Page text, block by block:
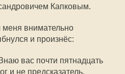
Капковым.
внимательно
и произнёс:
вас почти пятнадцать
и не предсказатель,